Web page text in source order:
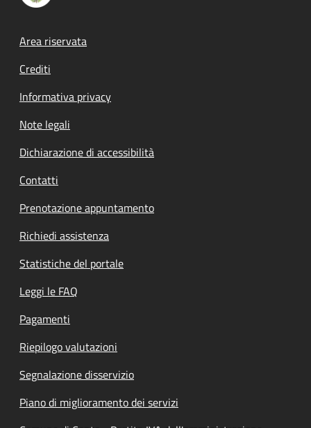
Footer menu
Area riservata
Crediti
Informativa privacy
Note legali
Dichiarazione di accessibilità
Contatti
Prenotazione appuntamento
Richiedi assistenza
Statistiche del portale
Leggi le FAQ
Pagamenti
Riepilogo valutazioni
Segnalazione disservizio
Piano di miglioramento dei servizi